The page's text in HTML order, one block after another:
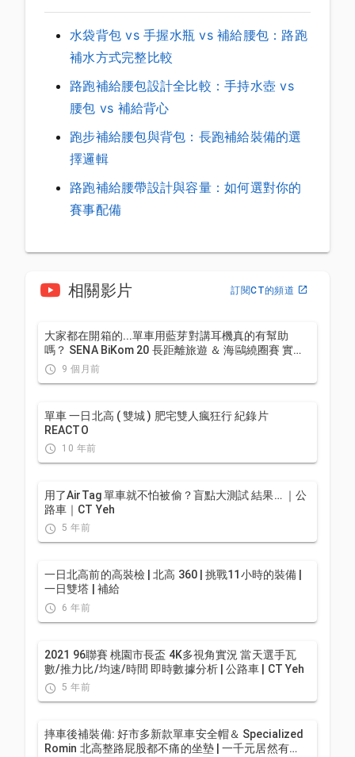
水袋背包 vs 手握水瓶 vs 補給腰包：路跑
補水方式完整比較
路跑補給腰包設計全比較：手持水壺 vs
腰包 vs 補給背心
跑步補給腰包與背包：長跑補給裝備的選
擇邏輯
路跑補給腰帶設計與容量：如何選對你的
賽事配備
相關影片 訂閱CT的頻道
大家都在開箱的...單車用藍芽對講耳機真的有幫助
嗎？ SENA BiKom 20 長距離旅遊 ＆ 海鷗繞圈賽 實際
體驗心得 / 公路車 / CT Yeh
9 個月前
單車 一日北高 ( 雙城 ) 肥宅雙人瘋狂行 紀錄片
REACTO
10 年前
用了AirTag 單車就不怕被偷？盲點大測試 結果… ｜公
路車｜CT Yeh
5 年前
一日北高前的高裝檢 | 北高 360 | 挑戰11小時的裝備 |
一日雙塔 | 補給
6 年前
2021 96聯賽 桃園市長盃 4K多視角實況 當天選手瓦
數/推力比/均速/時間 即時數據分析 | 公路車 | CT Yeh
5 年前
摔車後補裝備: 好市多新款單車安全帽＆ Specialized
Romin 北高整路屁股都不痛的坐墊 | 一千元居然有